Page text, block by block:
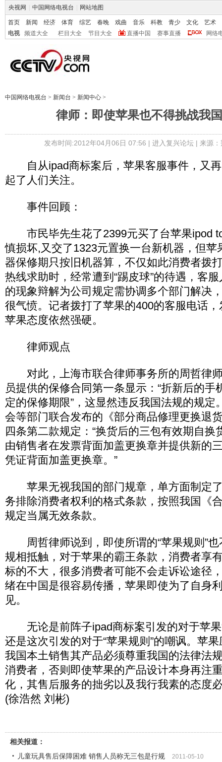
央视网 中国网络电视台 网站地图
首页 新闻 经济 体育 综艺 春晚 戏曲 音乐 科教 青少 文化
艺术
电视
频道大全 栏目大全 节目大全 直播中国 赛事直播 网络
中国网络电视台 > 新闻台 > 新闻中心 >
律师：即使苹果也不得挑战我
发布时间:2012年04月06日 07:56 | 进入复兴论坛| 来源
自从ipad商标案后，苹果客服事件，又再
起了人们关注。
事件回顾：
市民毕先生花了2399元买了台苹果ipod
慎损坏,又交了1323元置换一台新机器，但苹
器保修期只按旧机器算，不仅如此消费者拨
热线求助时，经常遭到“踢皮球”的待遇，客
的现象辩解为公司规定需协调多个部门解决
很气愤。记者拨打了苹果的400的客服电话
苹果态度依然强硬。
律师观点
对此，上海市联合律师事务所的周哲律
员提供的保修合同第一条显示：“折新后的手
定的保修期限”，这显然违反我国法规的规定
会等部门联合发布的《部分商品修理更换退
四条第二款规定：“换货后的三包有效期自换
由销售者在发票背面加盖更换章并提供新的
凭证背面加盖更换章。”
苹果无视我国的部门规章，单方面制定
务排除消费者权利的格式条款，按照我国《
规定当属无效条款。
周哲律师说到，即使所谓的“苹果规则”也
规相抵触，对于苹果的霸王条款，消费者享
标的不大，很多消费者可能不会走诉讼途径
绪在中国是很容易传播，苹果即使为了自身
见。
无论是前阵子ipad商标案引发的对于苹果
还是这次引发的对于“苹果规则”的嘲讽。苹
我国本土销售其产品必须尊重我国的法律法
消费者，否则即使苹果的产品设计本身再注
化，其售后服务的拙劣以及我行我素的态度
(徐浩然 刘彬)
相关报道：
儿童玩具售后保障困难 销售人员称无三包是行规
2011-05-10